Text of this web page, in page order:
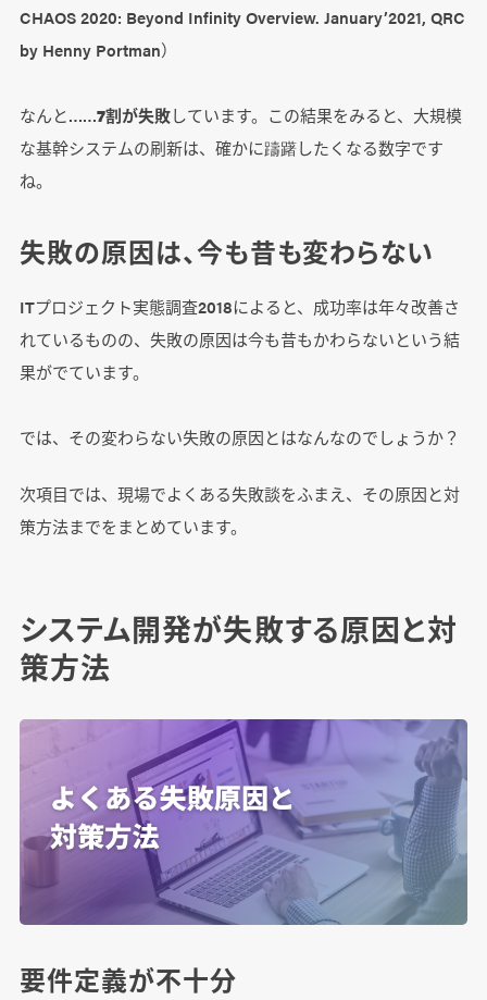
CHAOS 2020: Beyond Infinity Overview. January’2021, QRC
by Henny Portman）
なんと……7割が失敗しています。この結果をみると、大規模
な基幹システムの刷新は、確かに躊躇したくなる数字です
ね。
失敗の原因は、今も昔も変わらない
ITプロジェクト実態調査2018によると、成功率は年々改善さ
れているものの、失敗の原因は今も昔もかわらないという結
果がでています。
では、その変わらない失敗の原因とはなんなのでしょうか？
次項目では、現場でよくある失敗談をふまえ、その原因と対
策方法までをまとめています。
システム開発が失敗する原因と対
策方法
要件定義が不十分